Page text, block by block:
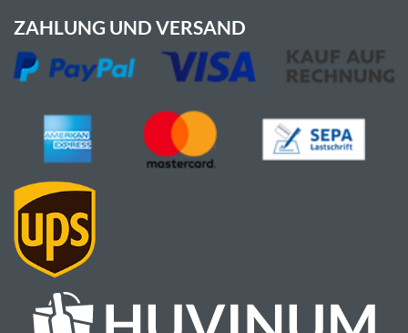
ZAHLUNG UND VERSAND